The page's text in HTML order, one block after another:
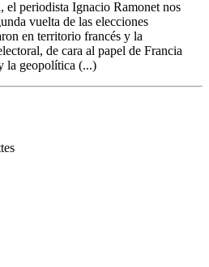
el periodista Ignacio Ramonet nos
vuelta de las elecciones
en territorio francés y la
de cara al papel de Francia
la geopolítica (...)